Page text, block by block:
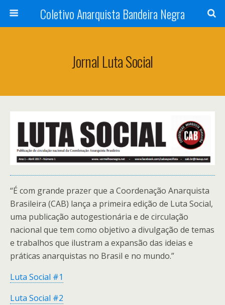
Coletivo Anarquista Bandeira Negra
Jornal Luta Social
“É com grande prazer que a Coordenação Anarquista
Brasileira (CAB) lança a primeira edição de Luta Social,
uma publicação autogestionária e de circulação
nacional que tem como objetivo a divulgação de temas
e trabalhos que ilustram a expansão das ideias e
práticas anarquistas no Brasil e no mundo.”
Luta Social #1
Luta Social #2